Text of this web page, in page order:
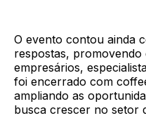
O evento contou ainda
respostas,
empresários,
foi encerrado com
ampliando as
busca crescer no setor